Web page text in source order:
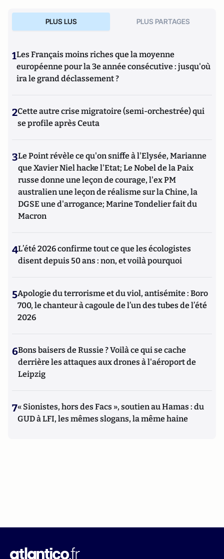
métier d'avocat en France(PUF, 2017) et
(Max Milo, 2020).
PLUS LUS PLUS PARTAGES
1Les Français moins riches que la moyenne
européenne pour la 3e année consécutive : jusqu'où
ira le grand déclassement ?
2Cette autre crise migratoire (semi-orchestrée) qui
se profile après Ceuta
3Le Point révèle ce qu'on sniffe à l'Elysée, Marianne
que Xavier Niel hacke l'Etat; Le Nobel de la Paix
russe donne une leçon de courage, l'ex PM
australien une leçon de réalisme sur la Chine, la
DGSE une d'arrogance; Marine Tondelier fait du
Macron
4L’été 2026 confirme tout ce que les écologistes
disent depuis 50 ans : non, et voilà pourquoi
5Apologie du terrorisme et du viol, antisémite : Boro
700, le chanteur à cagoule de l’un des tubes de l’été
2026
6Bons baisers de Russie ? Voilà ce qui se cache
derrière les attaques aux drones à l'aéroport de
Leipzig
7« Sionistes, hors des Facs », soutien au Hamas : du
GUD à LFI, les mêmes slogans, la même haine